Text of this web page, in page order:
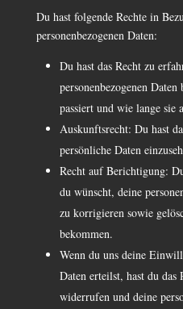
Du hast folgende Rechte in
personenbezogenen Daten:
Du hast das Recht zu
personenbezogenen
passiert und wie lange sie
Auskunftsrecht: Du hast
persönliche Daten
Recht auf Berichtigung:
du wünscht, deine
zu korrigieren sowie
bekommen.
Wenn du uns deine
Daten erteilst, hast du
widerrufen und deine